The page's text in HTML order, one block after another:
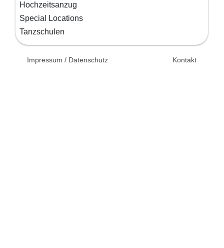
Hochzeitsanzug
Special Locations
Tanzschulen
Impressum / Datenschutz Kontakt
© 2026 Unsertag.de - Ihr